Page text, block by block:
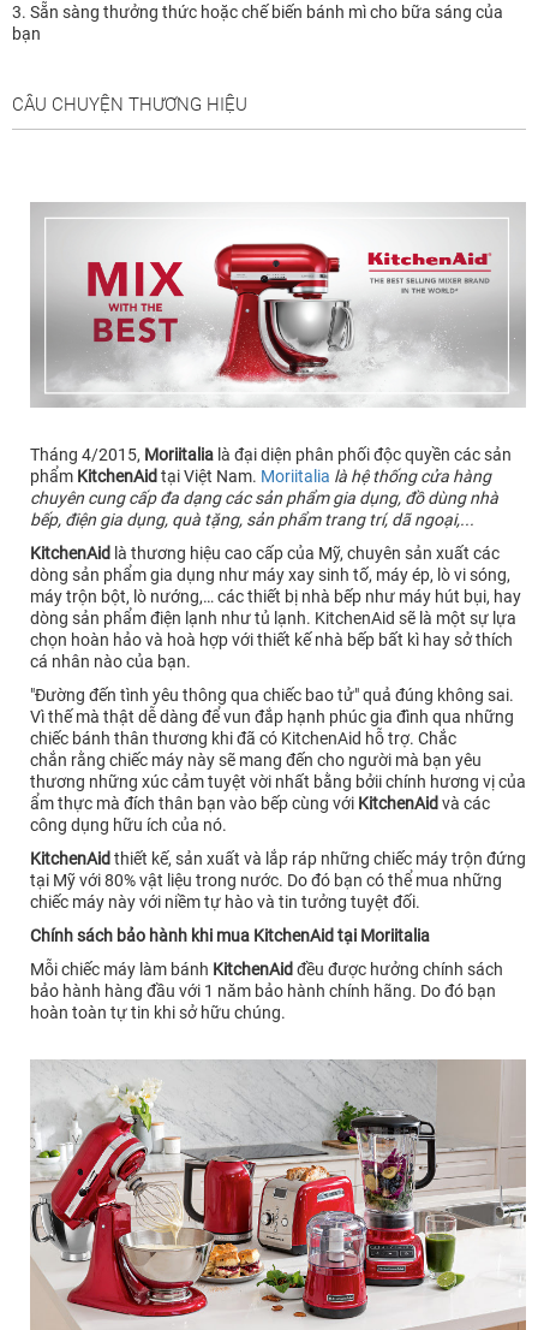
3. Sẵn sàng thưởng thức hoặc chế biến bánh mì cho bữa sáng của
bạn
CÂU CHUYỆN THƯƠNG HIỆU
Tháng 4/2015, Moriitalia là đại diện phân phối độc quyền các sản
phẩm KitchenAid tại Việt Nam. Moriitalia là hệ thống cửa hàng
chuyên cung cấp đa dạng các sản phẩm gia dụng, đồ dùng nhà
bếp, điện gia dụng, quà tặng, sản phẩm trang trí, dã ngoại,...
KitchenAid là thương hiệu cao cấp của Mỹ, chuyên sản xuất các
dòng sản phẩm gia dụng như máy xay sinh tố, máy ép, lò vi sóng,
máy trộn bột, lò nướng,… các thiết bị nhà bếp như máy hút bụi, hay
dòng sản phẩm điện lạnh như tủ lạnh. KitchenAid sẽ là một sự lựa
chọn hoàn hảo và hoà hợp với thiết kế nhà bếp bất kì hay sở thích
cá nhân nào của bạn.
"Đường đến tình yêu thông qua chiếc bao tử" quả đúng không sai.
Vì thế mà thật dễ dàng để vun đắp hạnh phúc gia đình qua những
chiếc bánh thân thương khi đã có KitchenAid hỗ trợ. Chắc
chắn rằng chiếc máy này sẽ mang đến cho người mà bạn yêu
thương những xúc cảm tuyệt vời nhất bằng bởii chính hương vị của
ẩm thực mà đích thân bạn vào bếp cùng với KitchenAid và các
công dụng hữu ích của nó.
KitchenAid thiết kế, sản xuất và lắp ráp những chiếc máy trộn đứng
tại Mỹ với 80% vật liệu trong nước. Do đó bạn có thể mua những
chiếc máy này với niềm tự hào và tin tưởng tuyệt đối.
Chính sách bảo hành khi mua KitchenAid tại Moriitalia
Mỗi chiếc máy làm bánh KitchenAid đều được hưởng chính sách
bảo hành hàng đầu với 1 năm bảo hành chính hãng. Do đó bạn
hoàn toàn tự tin khi sở hữu chúng.